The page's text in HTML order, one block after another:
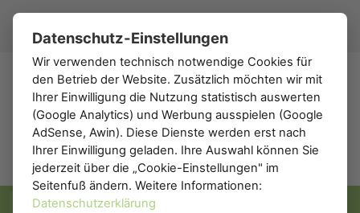
h0 .de
Datenschutz-Einstellungen
Wir verwenden technisch notwendige Cookies für
den Betrieb der Website. Zusätzlich möchten wir mit
Ihrer Einwilligung die Nutzung statistisch auswerten
(Google Analytics) und Werbung ausspielen (Google
AdSense, Awin). Diese Dienste werden erst nach
Ihrer Einwilligung geladen. Ihre Auswahl können Sie
jederzeit über die „Cookie-Einstellungen" im
Seitenfuß ändern. Weitere Informationen:
Datenschutzerklärung